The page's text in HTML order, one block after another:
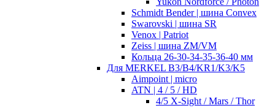
Schmidt Bender | шина Convex
Swarovski | шина SR
Venox | Patriot
Zeiss | шина ZM/VM
Кольца 26-30-34-35-36-40 мм
Для MERKEL B3/B4/KR1/K3/K5
Aimpoint | micro
ATN | 4 / 5 / HD
4/5 X-Sight / Mars / Thor